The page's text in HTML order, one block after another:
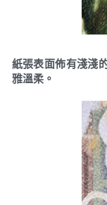
紙張表面佈有淺淺
雅溫柔。